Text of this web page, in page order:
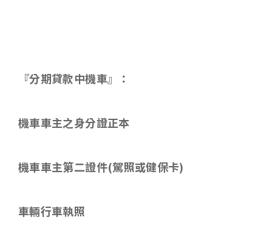
『分期貸款中機車』：
機車車主之身分證正本
機車車主第二證件(駕照或健保卡)
車輛行車執照